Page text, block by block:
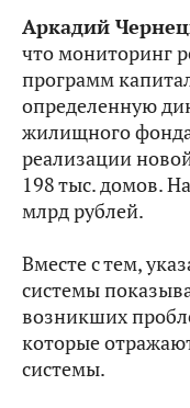
Аркадий
что мониторинг
программ
определенную
жилищного
реализации
198 тыс. домов.
млрд рублей.
Вместе с тем,
системы
возникших
которые
системы.